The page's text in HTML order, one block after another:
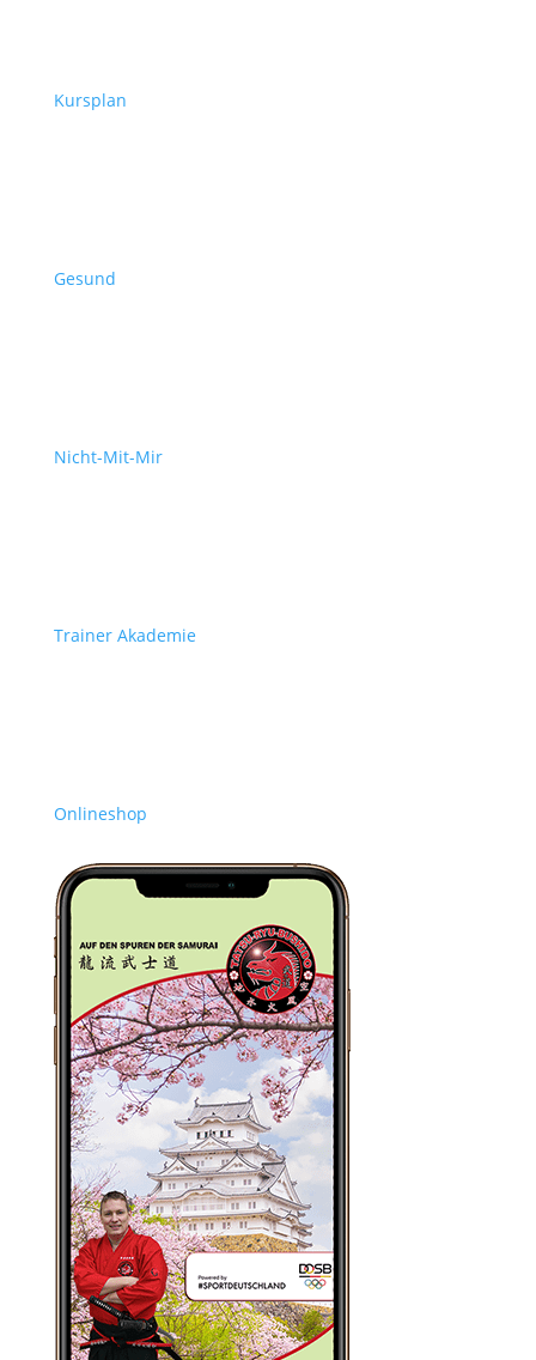
Kursplan
Gesund
Nicht-Mit-Mir
Trainer Akademie
Onlineshop